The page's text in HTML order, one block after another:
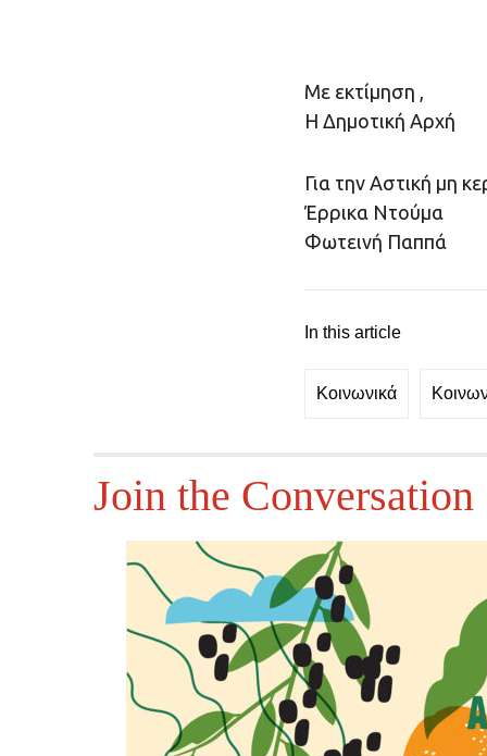
Με εκτίμηση ,
Η Δημοτική Αρχή
Για την Αστική μη
Έρρικα Ντούμα
Φωτεινή Παππά
In this article
Κοινωνικά
Join the Conversation